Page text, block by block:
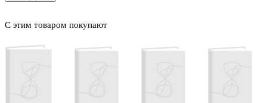
С этим товаром покупают